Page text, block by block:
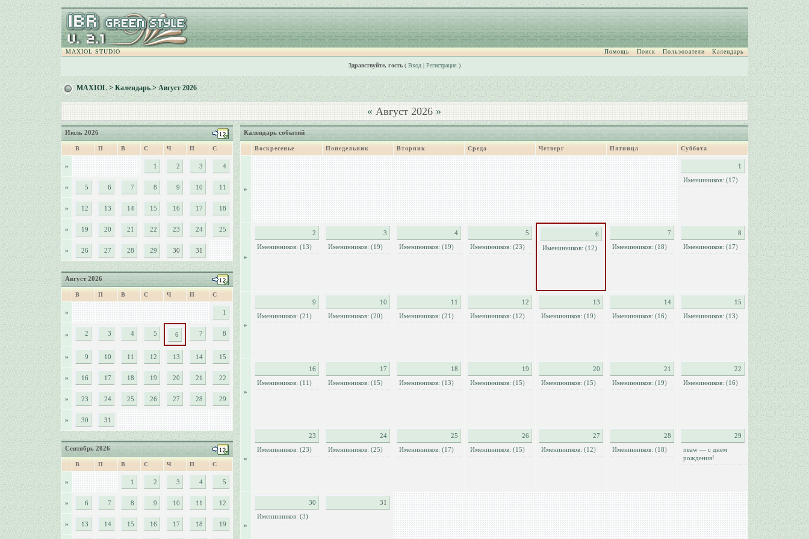
MAXIOL STUDIO Помощь Поиск Пользователи Календарь
Здравствуйте, гость( Вход| Регистрация)
MAXIOL>Календарь> Август 2026
«Август 2026»
Июль 2026
В П В С Ч П С
» 1 2 3 4
» 5 6 7 8 9 10 11
» 12 13 14 15 16 17 18
» 19 20 21 22 23 24 25
» 26 27 28 29 30 31
Август 2026
В П В С Ч П С
» 1
» 2 3 4 5 6 7 8
» 9 10 11 12 13 14 15
» 16 17 18 19 20 21 22
» 23 24 25 26 27 28 29
» 30 31
Сентябрь 2026
В П В С Ч П С
» 1 2 3 4 5
» 6 7 8 9 10 11 12
» 13 14 15 16 17 18 19
Календарь событий
Воскресенье Понедельник Вторник Среда Четверг Пятница Суббота
»
1
Именинников: (17)
»
2
Именинников: (13)
3
Именинников: (19)
4
Именинников: (19)
5
Именинников: (23)
6
Именинников: (12)
7
Именинников: (18)
8
Именинников: (17)
»
9
Именинников: (21)
10
Именинников: (20)
11
Именинников: (21)
12
Именинников: (12)
13
Именинников: (19)
14
Именинников: (16)
15
Именинников: (13)
»
16
Именинников: (11)
17
Именинников: (15)
18
Именинников: (13)
19
Именинников: (15)
20
Именинников: (15)
21
Именинников: (19)
22
Именинников: (16)
»
23
Именинников: (23)
24
Именинников: (25)
25
Именинников: (17)
26
Именинников: (15)
27
Именинников: (12)
28
Именинников: (18)
29
neaw — с днем
рождения!
»
30
Именинников: (3)
31